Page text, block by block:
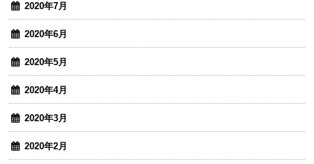
2020年7月
2020年6月
2020年5月
2020年4月
2020年3月
2020年2月